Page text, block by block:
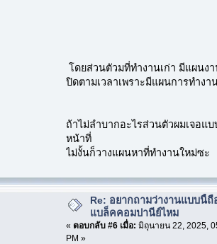
โดยส่วนตัวมที่ทำงานเก่า มีแผนง
ปิดตามเวลาเพราะมีแผนการทำง
ถ้าไม่ลำบากอะไรส่วนตัวผมเจอแ
หน้าที่
ไม่งั้นก็วางแผนหาที่ทำงานใหม่ซะ
Re: อยากถามว่างานแบบนี้ถื
แบล็คคอมปานีย์ไหม
« ตอบกลับ #6 เมื่อ: มิถุนายน 22, 2025,
PM »